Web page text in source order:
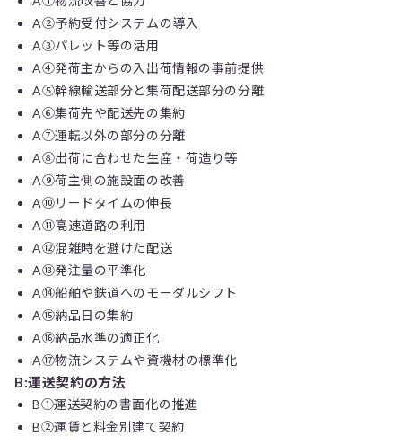
A➁予約受付システムの導入
A③パレット等の活用
A④発荷主からの入出荷情報の事前提供
A⑤幹線輸送部分と集荷配送部分の分離
A⑥集荷先や配送先の集約
A⑦運転以外の部分の分離
A⑧出荷に合わせた生産・荷造り等
A⑨荷主側の施設面の改善
A⑩リードタイムの伸長
A⑪高速道路の利用
A⑫混雑時を避けた配送
A⑬発注量の平準化
A⑭船舶や鉄道へのモーダルシフト
A⑮納品日の集約
A⑯納品水準の適正化
A⑰物流システムや資機材の標準化
B:運送契約の方法
B①運送契約の書面化の推進
B➁運賃と料金別建て契約